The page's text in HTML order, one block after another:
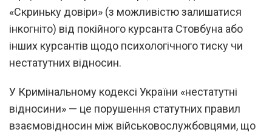
«Скриньку довіри» (з можливістю залишатися
інкогніто) від покійного курсанта Стовбуна або
інших курсантів щодо психологічного тиску чи
нестатутних відносин.
У Кримінальному кодексі України «нестатутні
відносини» — це порушення статутних правил
взаємовідносин між військовослужбовцями, що